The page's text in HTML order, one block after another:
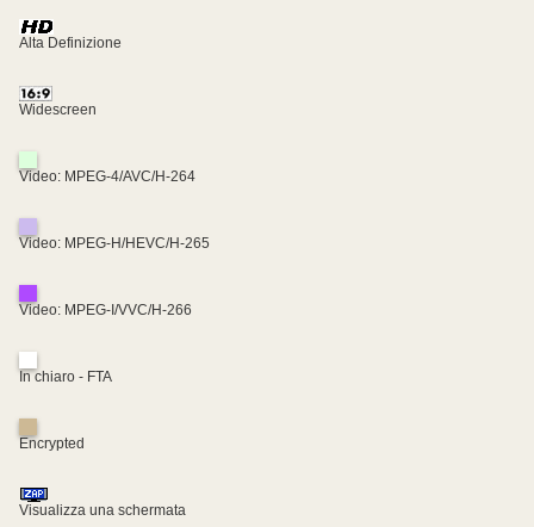
Alta Definizione
Widescreen
Video: MPEG-4/AVC/H-264
Video: MPEG-H/HEVC/H-265
Video: MPEG-I/VVC/H-266
In chiaro - FTA
Encrypted
Visualizza una schermata